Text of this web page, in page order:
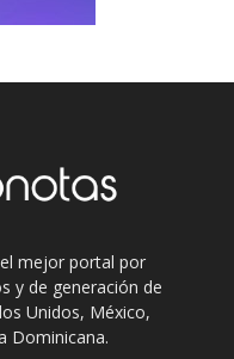
mejor portal por
y de generación de
Unidos, México,
Dominicana.